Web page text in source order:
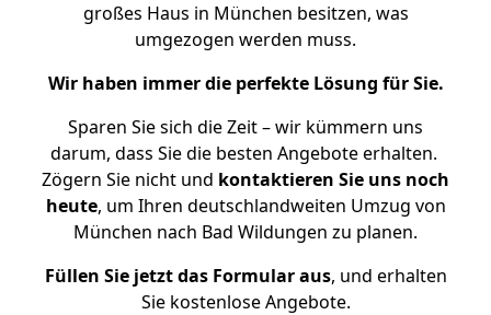
großes Haus in München besitzen, was
umgezogen werden muss.
Wir haben immer die perfekte Lösung für Sie.
Sparen Sie sich die Zeit – wir kümmern uns
darum, dass Sie die besten Angebote erhalten.
Zögern Sie nicht und kontaktieren Sie uns noch
heute, um Ihren deutschlandweiten Umzug von
München nach Bad Wildungen zu planen.
Füllen Sie jetzt das Formular aus, und erhalten
Sie kostenlose Angebote.